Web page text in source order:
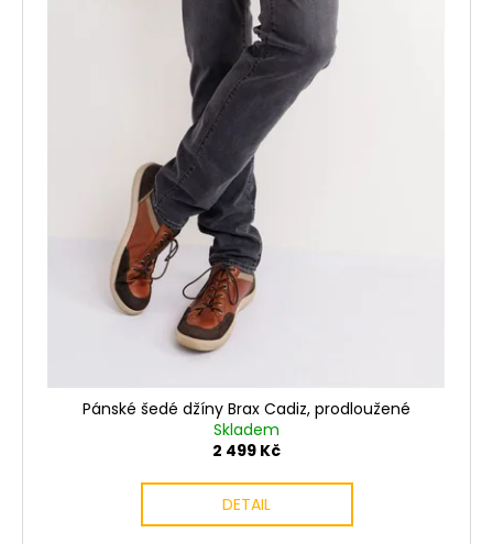
Pánské šedé džíny Brax Cadiz, prodloužené
Skladem
2 499 Kč
DETAIL